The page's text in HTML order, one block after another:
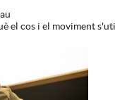
el cos i el moviment